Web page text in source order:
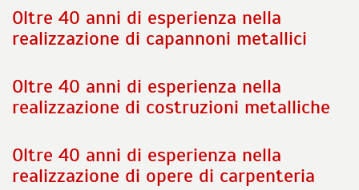
Oltre 40 anni di esperienza nella
realizzazione di capannoni metallici
Oltre 40 anni di esperienza nella
realizzazione di costruzioni metalliche
Oltre 40 anni di esperienza nella
realizzazione di opere di carpenteria